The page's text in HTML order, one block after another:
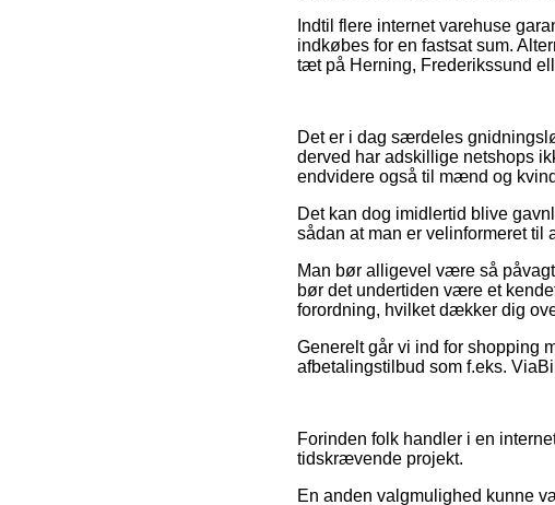
Indtil flere internet varehuse
indkøbes for en fastsat sum.
tæt på Herning, Frederikssund
Det er i dag særdeles
derved har adskillige netshops
endvidere også til mænd og
Det kan dog imidlertid blive
sådan at man er velinformeret til
Man bør alligevel være så
bør det undertiden være et
forordning, hvilket dækker dig
Generelt går vi ind for shopping
afbetalingstilbud som f.eks.
Forinden folk handler i en
tidskrævende projekt.
En anden valgmulighed kunne